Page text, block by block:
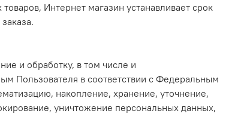
Интернет магазин устанавливает срок
и обработку, в том числе и
Пользователя в соответствии с Федеральным
накопление, хранение, уточнение,
уничтожение персональных данных,